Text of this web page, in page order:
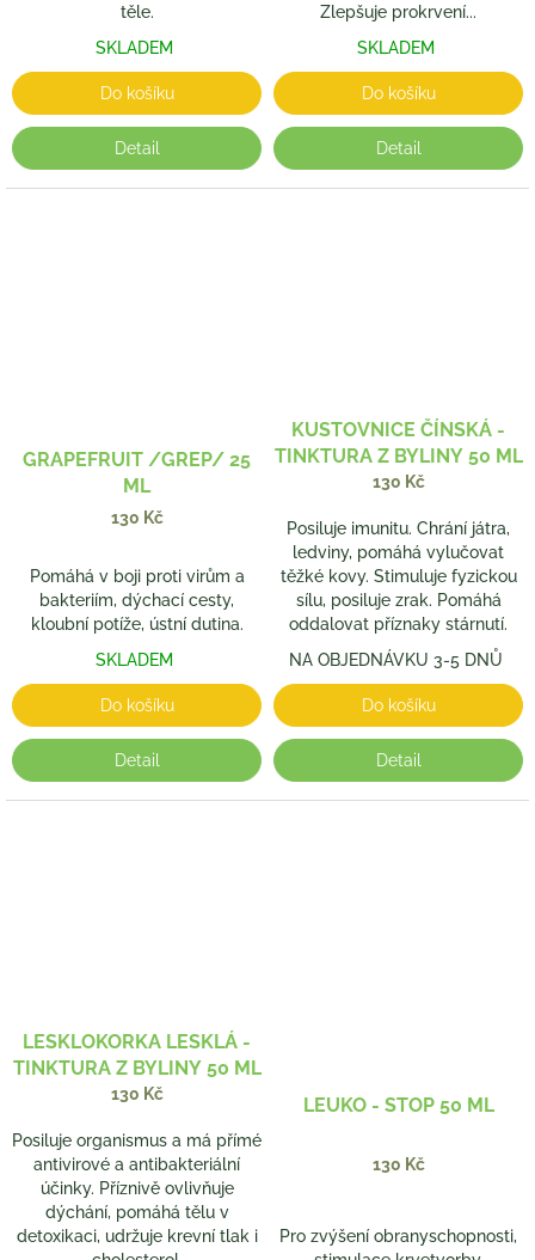
těle.
SKLADEM
Do košíku
Detail
Zlepšuje prokrvení...
SKLADEM
Do košíku
Detail
GRAPEFRUIT /GREP/ 25
ML
130 Kč
Pomáhá v boji proti virům a
bakteriím, dýchací cesty,
kloubní potíže, ústní dutina.
SKLADEM
Do košíku
Detail
KUSTOVNICE ČÍNSKÁ -
TINKTURA Z BYLINY 50 ML
130 Kč
Posiluje imunitu. Chrání játra,
ledviny, pomáhá vylučovat
těžké kovy. Stimuluje fyzickou
sílu, posiluje zrak. Pomáhá
oddalovat příznaky stárnutí.
NA OBJEDNÁVKU 3-5 DNŮ
Do košíku
Detail
LESKLOKORKA LESKLÁ -
TINKTURA Z BYLINY 50 ML
130 Kč
Posiluje organismus a má přímé
antivirové a antibakteriální
účinky. Příznivě ovlivňuje
dýchání, pomáhá tělu v
detoxikaci, udržuje krevní tlak i
LEUKO - STOP 50 ML
130 Kč
Pro zvýšení obranyschopnosti,